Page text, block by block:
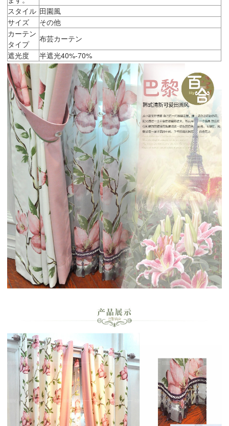
スタイル 田園風
サイズ
その他
カーテン
タイプ
布芸カーテン
遮光度
半遮光40%-70%